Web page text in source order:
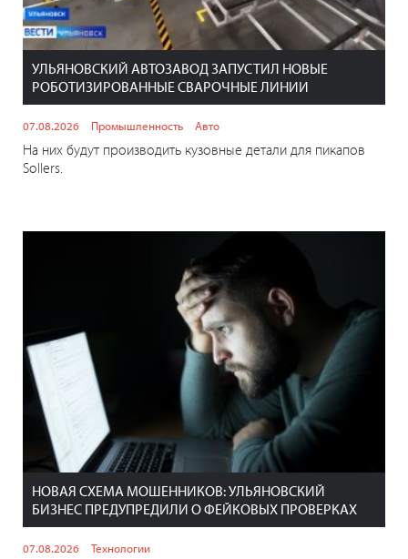
УЛЬЯНОВСКИЙ АВТОЗАВОД ЗАПУСТИЛ НОВЫЕ
РОБОТИЗИРОВАННЫЕ СВАРОЧНЫЕ ЛИНИИ
07.08.2026 Промышленность Авто
На них будут производить кузовные детали для пикапов
Sollers.
НОВАЯ СХЕМА МОШЕННИКОВ: УЛЬЯНОВСКИЙ
БИЗНЕС ПРЕДУПРЕДИЛИ О ФЕЙКОВЫХ ПРОВЕРКАХ
07.08.2026 Технологии